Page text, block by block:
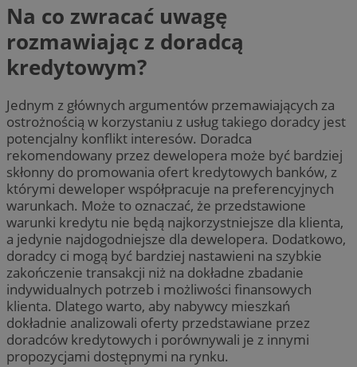
Na co zwracać uwagę
rozmawiając z doradcą
kredytowym?
Jednym z głównych argumentów przemawiających za
ostrożnością w korzystaniu z usług takiego doradcy jest
potencjalny konflikt interesów. Doradca
rekomendowany przez dewelopera może być bardziej
skłonny do promowania ofert kredytowych banków, z
którymi deweloper współpracuje na preferencyjnych
warunkach. Może to oznaczać, że przedstawione
warunki kredytu nie będą najkorzystniejsze dla klienta,
a jedynie najdogodniejsze dla dewelopera. Dodatkowo,
doradcy ci mogą być bardziej nastawieni na szybkie
zakończenie transakcji niż na dokładne zbadanie
indywidualnych potrzeb i możliwości finansowych
klienta. Dlatego warto, aby nabywcy mieszkań
dokładnie analizowali oferty przedstawiane przez
doradców kredytowych i porównywali je z innymi
propozycjami dostępnymi na rynku.